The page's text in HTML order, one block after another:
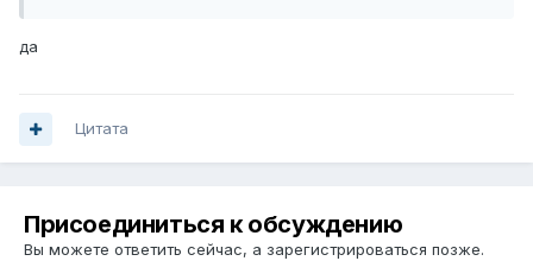
да
Цитата
Присоединиться к обсуждению
Вы можете ответить сейчас, а зарегистрироваться позже.